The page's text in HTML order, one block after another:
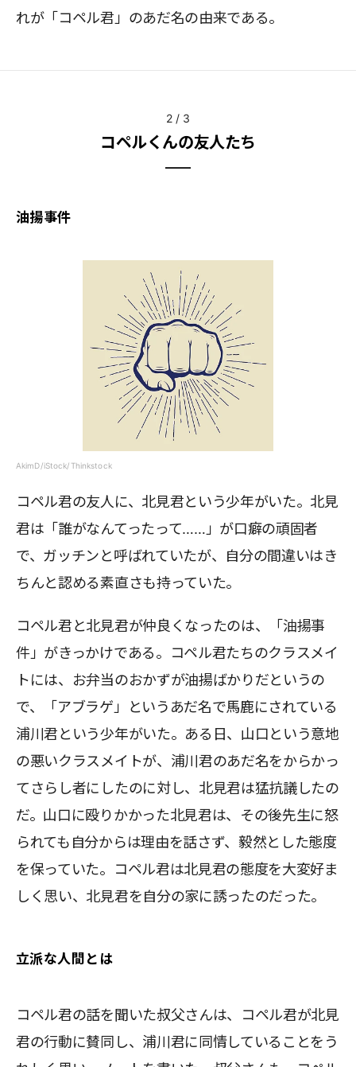
れが「コペル君」のあだ名の由来である。
2 / 3
コペルくんの友人たち
油揚事件
AkimD/iStock/Thinkstock
コペル君の友人に、北見君という少年がいた。北見
君は「誰がなんてったって……」が口癖の頑固者
で、ガッチンと呼ばれていたが、自分の間違いはき
ちんと認める素直さも持っていた。
コペル君と北見君が仲良くなったのは、「油揚事
件」がきっかけである。コペル君たちのクラスメイ
トには、お弁当のおかずが油揚ばかりだというの
で、「アブラゲ」というあだ名で馬鹿にされている
浦川君という少年がいた。ある日、山口という意地
の悪いクラスメイトが、浦川君のあだ名をからかっ
てさらし者にしたのに対し、北見君は猛抗議したの
だ。山口に殴りかかった北見君は、その後先生に怒
られても自分からは理由を話さず、毅然とした態度
を保っていた。コペル君は北見君の態度を大変好ま
しく思い、北見君を自分の家に誘ったのだった。
立派な人間とは
コペル君の話を聞いた叔父さんは、コペル君が北見
君の行動に賛同し、浦川君に同情していることをう